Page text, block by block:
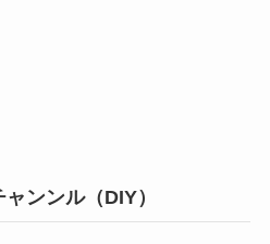
ンンル（DIY）